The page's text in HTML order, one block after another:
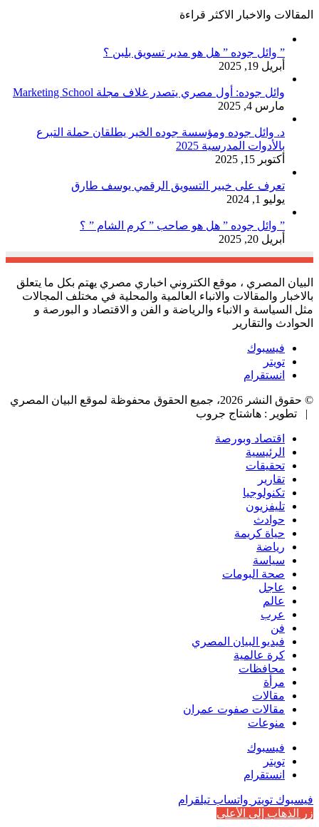
المقالات والاخبار الاكثر قراءة
” وائل جوده ” هل هو مدير تسويق بلبن ؟
أبريل 19, 2025
وائل جوده: أول مصري يتصدر غلاف مجلة Marketing School
مارس 4, 2025
د. وائل جوده ومؤسسة جوده الخير يطلقان حملة التبرع
بالأدوات المدرسية 2025
أكتوبر 15, 2025
تعرف على خبير التسويق الرقمي يوسف طارق
يوليو 1, 2024
” وائل جوده ” هل هو صاحب ” كرم الشام ” ؟
أبريل 20, 2025
البيان المصري ، موقع الكتروني اخباري مصري يهتم بكل ما يتعلق
بالاخبار والمقالات والانباء العالمية والمحلية في مختلف المجالات
مثل السياسة و الانباء والرياضة و الفن و الاقتصاد و البورصة و
الحوادث والتقارير
فيسبوك
تويتر
انستقرام
© حقوق النشر 2026، جميع الحقوق محفوظة لموقع البيان المصري
| تطوير : هاشتاج جروب
اقتصاد وبورصة
الرئيسية
تحقيقات
تقارير
تكنولوجيا
تليفزيون
حوادث
حياة كريمة
رياضة
سياسة
صحة البومات
عاجل
عالم
عرب
فن
فيديو البيان المصري
كرة عالمية
محافظات
مرأة
مقالات
مقالات صفوت عمران
منوعات
فيسبوك
تويتر
انستقرام
فيسبوك تويتر واتساب تيلقرام
زر الذهاب إلى الأعلى